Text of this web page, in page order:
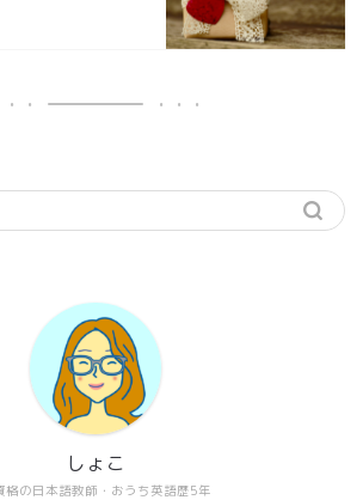
格の日本語教師・おうち英語歴5年
しょこ